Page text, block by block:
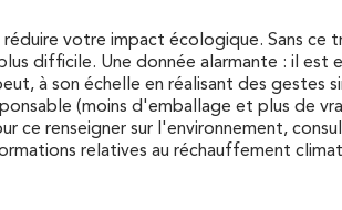
votre impact écologique. Sans ce
difficile. Une donnée alarmante : il est
à son échelle en réalisant des gestes
(moins d'emballage et plus de
ce renseigner sur l'environnement,
relatives au réchauffement